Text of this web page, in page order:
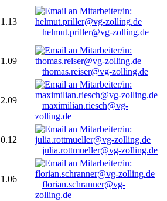
1.13
helmut.priller@vg-zolling.de
1.09
thomas.reiser@vg-zolling.de
2.09
maximilian.riesch@vg-
zolling.de
0.12
julia.rottmueller@vg-zolling.de
1.06
florian.schranner@vg-
zolling.de